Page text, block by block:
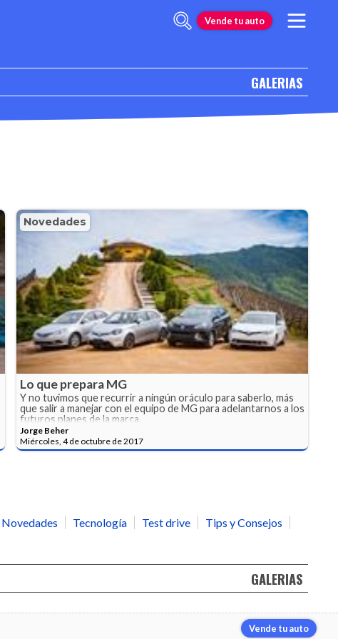
Vende tu auto
GALERIAS
Novedades
Lo que prepara MG
Y no tuvimos que recurrir a ningún oráculo para saberlo, más
que salir a manejar con el equipo de MG para adelantarnos a los
futuros planes de la marca.
Jorge Beher
Miércoles, 4 de octubre de 2017
Novedades Tecnología Test drive
Tips y Consejos
GALERIAS
Vende tu auto